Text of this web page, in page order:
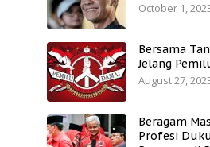
October 1,
Bersama
Jelang
August 27,
Beragam
Profesi